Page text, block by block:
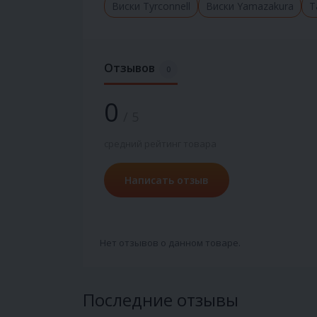
Виски Tyrconnell
Виски Yamazakura
Отзывов
0
Написать отзыв
Нет отзывов о данном товаре.
Последние отзывы